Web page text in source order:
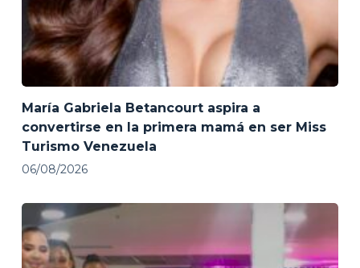
María Gabriela Betancourt aspira a
convertirse en la primera mamá en ser Miss
Turismo Venezuela
06/08/2026